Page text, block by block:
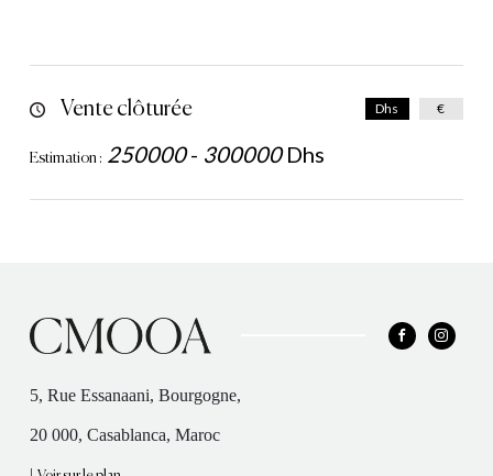
Vente clôturée
Estimation : 250000- 300000 Dhs
Dhs €
5, Rue Essanaani, Bourgogne,
20 000, Casablanca, Maroc